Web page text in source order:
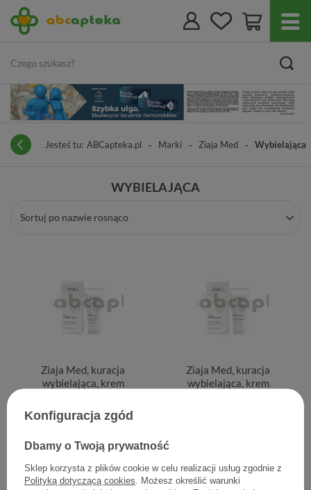
Jesteś tu: ABCapteka.pl Marki Ziaja Med Wybielająca
WYBIELAJĄCA
Sortuj po nazwie rosnąco
Ziaja Med, kuracja
wybielająca, krem
dzień, SPF 20, 50 ml
21,00 zł
0,42 zł / szt.
Ziaja Med, kuracja
wybielająca, krem
0,42 zł / szt.
Konfiguracja zgód
Dbamy o Twoją prywatność
Sklep korzysta z plików cookie w celu realizacji usług zgodnie z
Polityką dotyczącą cookies . Możesz określić warunki